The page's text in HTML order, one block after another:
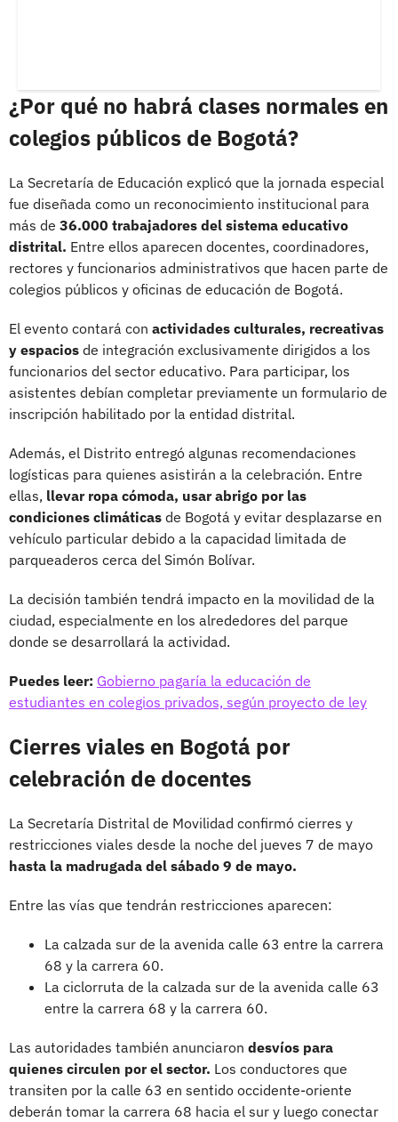
¿Por qué no habrá clases normales en
colegios públicos de Bogotá?
La Secretaría de Educación explicó que la jornada especial
fue diseñada como un reconocimiento institucional para
más de 36.000 trabajadores del sistema educativo
distrital. Entre ellos aparecen docentes, coordinadores,
rectores y funcionarios administrativos que hacen parte de
colegios públicos y oficinas de educación de Bogotá.
El evento contará con actividades culturales, recreativas
y espacios de integración exclusivamente dirigidos a los
funcionarios del sector educativo. Para participar, los
asistentes debían completar previamente un formulario de
inscripción habilitado por la entidad distrital.
Además, el Distrito entregó algunas recomendaciones
logísticas para quienes asistirán a la celebración. Entre
ellas, llevar ropa cómoda, usar abrigo por las
condiciones climáticas de Bogotá y evitar desplazarse en
vehículo particular debido a la capacidad limitada de
parqueaderos cerca del Simón Bolívar.
La decisión también tendrá impacto en la movilidad de la
ciudad, especialmente en los alrededores del parque
donde se desarrollará la actividad.
Puedes leer: Gobierno pagaría la educación de
estudiantes en colegios privados, según proyecto de ley
Cierres viales en Bogotá por
celebración de docentes
La Secretaría Distrital de Movilidad confirmó cierres y
restricciones viales desde la noche del jueves 7 de mayo
hasta la madrugada del sábado 9 de mayo.
Entre las vías que tendrán restricciones aparecen:
La calzada sur de la avenida calle 63 entre la carrera
68 y la carrera 60.
La ciclorruta de la calzada sur de la avenida calle 63
entre la carrera 68 y la carrera 60.
Las autoridades también anunciaron desvíos para
quienes circulen por el sector. Los conductores que
transiten por la calle 63 en sentido occidente-oriente
deberán tomar la carrera 68 hacia el sur y luego conectar